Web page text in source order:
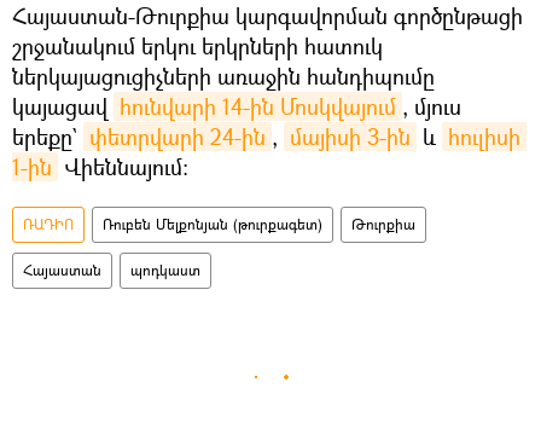
Հայաստան-Թուրքիա կարգավորման գործընթացի
շրջանակում երկու երկրների հատուկ
ներկայացուցիչների առաջին հանդիպումը
կայացավ հունվարի 14-ին Մոսկվայում , մյուս
երեքը` փետրվարի 24-ին , մայիսի 3-ին և հուլիսի
1-ին Վիեննայում։
ՌԱԴԻՈ Ռուբեն Մելքոնյան (թուրքագետ) Թուրքիա
Հայաստան պոդկաստ